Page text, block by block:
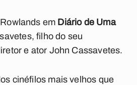
em Diário de Uma
filho do seu
e ator John Cassavetes.
cinéfilos mais velhos que